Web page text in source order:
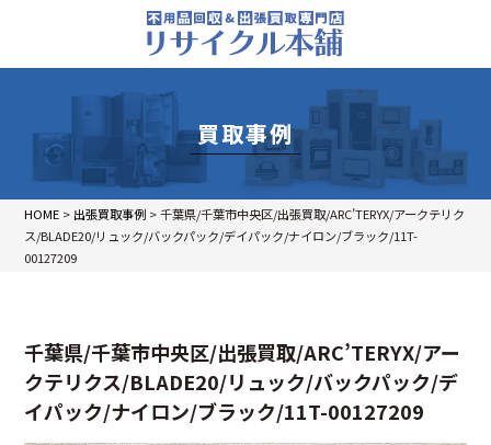
買取事例
HOME > 出張買取事例 >千葉県/千葉市中央区/出張買取/ARC’TERYX/アークテリク
ス/BLADE20/リュック/バックパック/デイパック/ナイロン/ブラック/11T-
00127209
千葉県/千葉市中央区/出張買取/ARC’TERYX/アー
クテリクス/BLADE20/リュック/バックパック/デ
イパック/ナイロン/ブラック/11T-00127209